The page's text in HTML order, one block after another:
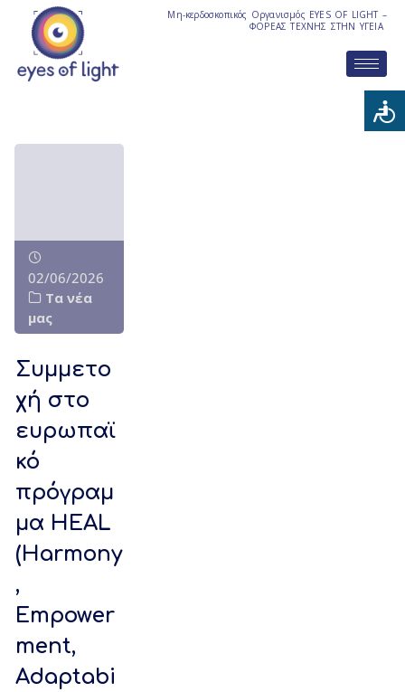
Μη-κερδοσκοπικός Οργανισμός EYES OF LIGHT –
ΦΟΡΕΑΣ ΤΕΧΝΗΣ ΣΤΗΝ ΥΓΕΙΑ
02/06/2026
Τα νέα
μας
Συμμετο
χή στο
ευρωπαϊ
κό
πρόγραμ
μα HEAL
(Harmony
,
Empower
ment,
Adaptabi